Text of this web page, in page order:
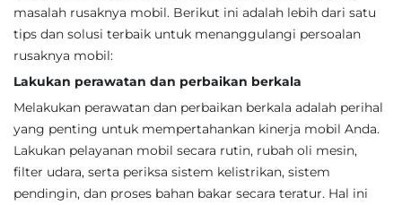
masalah rusaknya mobil. Berikut ini adalah lebih dari satu
tips dan solusi terbaik untuk menanggulangi persoalan
rusaknya mobil:
Lakukan perawatan dan perbaikan berkala
Melakukan perawatan dan perbaikan berkala adalah perihal
yang penting untuk mempertahankan kinerja mobil Anda.
Lakukan pelayanan mobil secara rutin, rubah oli mesin,
filter udara, serta periksa sistem kelistrikan, sistem
pendingin, dan proses bahan bakar secara teratur. Hal ini